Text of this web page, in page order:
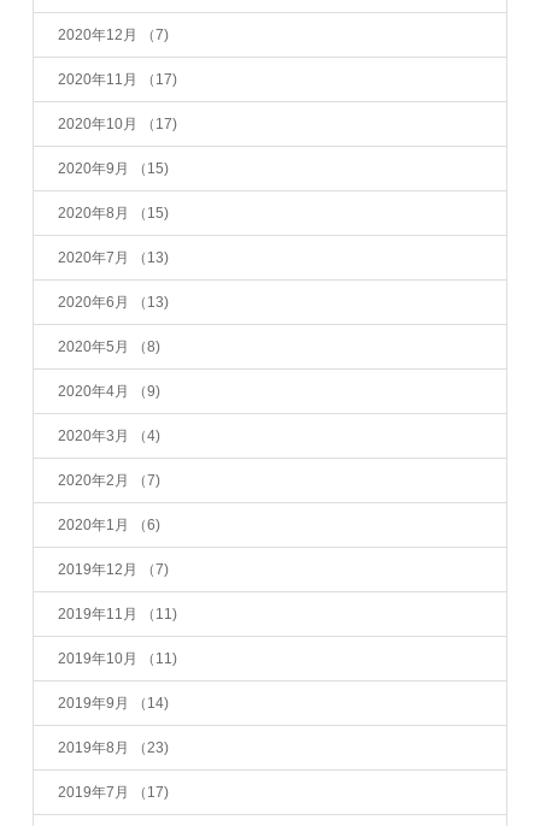
2020年12月 （7)
2020年11月 （17)
2020年10月 （17)
2020年9月 （15)
2020年8月 （15)
2020年7月 （13)
2020年6月 （13)
2020年5月 （8)
2020年4月 （9)
2020年3月 （4)
2020年2月 （7)
2020年1月 （6)
2019年12月 （7)
2019年11月 （11)
2019年10月 （11)
2019年9月 （14)
2019年8月 （23)
2019年7月 （17)